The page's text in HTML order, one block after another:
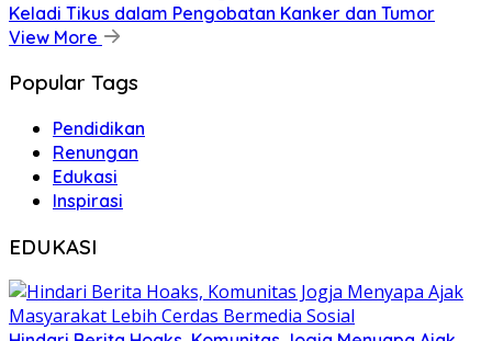
Keladi Tikus dalam Pengobatan Kanker dan Tumor
View More
Popular Tags
Pendidikan
Renungan
Edukasi
Inspirasi
EDUKASI